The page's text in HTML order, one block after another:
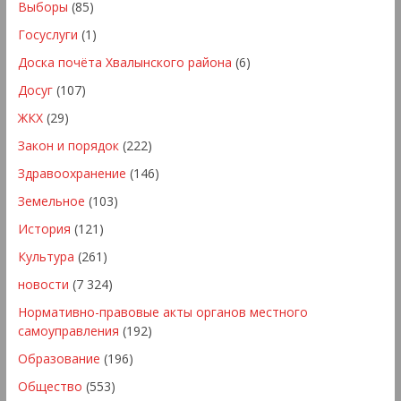
Выборы (85)
Госуслуги (1)
Доска почёта Хвалынского района (6)
Досуг(107)
ЖКХ(29)
Закон и порядок(222)
Здравоохранение (146)
Земельное (103)
История (121)
Культура (261)
новости (7 324)
Нормативно-правовые акты органов местного
самоуправления (192)
Образование (196)
Общество (553)